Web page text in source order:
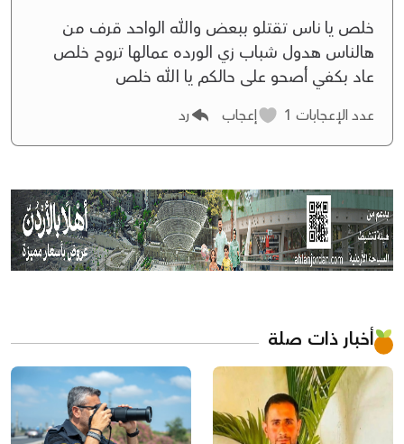
خلص يا ناس تقتلو ببعض والله الواحد قرف من
هالناس هدول شباب زي الورده عمالها تروح خلص
عاد بكفي أصحو على حالكم يا الله خلص
عدد الإعجابات إعجاب رد
أخبار ذات صلة